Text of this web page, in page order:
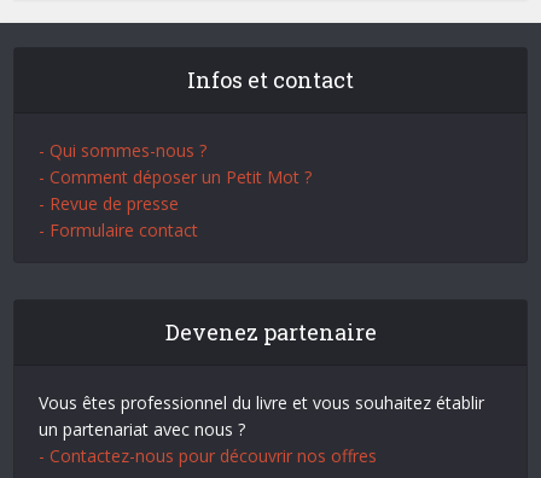
Infos et contact
- Qui sommes-nous ?
- Comment déposer un Petit Mot ?
- Revue de presse
- Formulaire contact
Devenez partenaire
Vous êtes professionnel du livre et vous souhaitez établir
un partenariat avec nous ?
- Contactez-nous pour découvrir nos offres